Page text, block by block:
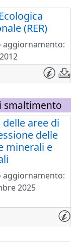
(RER)
aggiornamento:
smaltimento
delle aree di
delle
minerali e
aggiornamento:
2025